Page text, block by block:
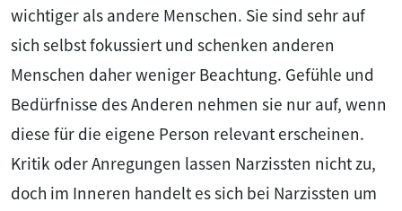
wichtiger als andere Menschen. Sie sind sehr auf
sich selbst fokussiert und schenken anderen
Menschen daher weniger Beachtung. Gefühle und
Bedürfnisse des Anderen nehmen sie nur auf, wenn
diese für die eigene Person relevant erscheinen.
Kritik oder Anregungen lassen Narzissten nicht zu,
doch im Inneren handelt es sich bei Narzissten um